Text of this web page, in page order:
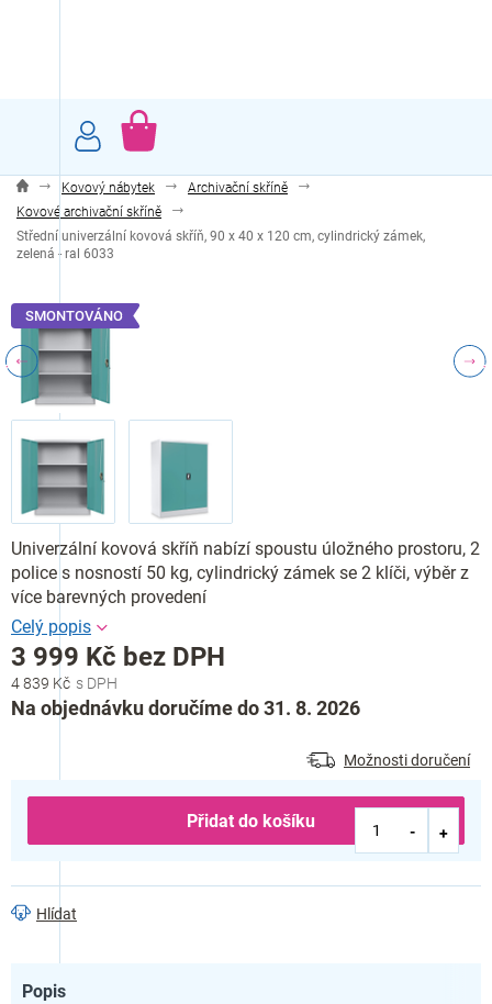
NÁKUPNÍ
Kovový nábytek
Archivační skříně
Kovové archivační skříně
Střední univerzální kovová skříň, 90 x 40 x 120 cm, cylindrický zámek,
zelená - ral 6033
SMONTOVÁNO
4 839 Kč
3 999 Kč bez DPH
Měrná
cena:
Na objednávku doručíme do 31. 8. 2026
Možnosti doručení
Přidat do košíku
Univerzální kovová skříň nabízí spoustu úložného prostoru, 2
police s nosností 50 kg, cylindrický zámek se 2 klíči, výběr z
více barevných provedení
Hlídat
Popis